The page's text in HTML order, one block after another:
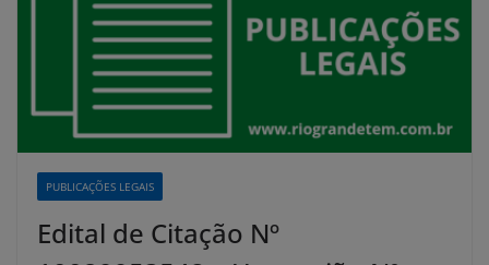
PUBLICAÇÕES LEGAIS
Edital de Citação Nº